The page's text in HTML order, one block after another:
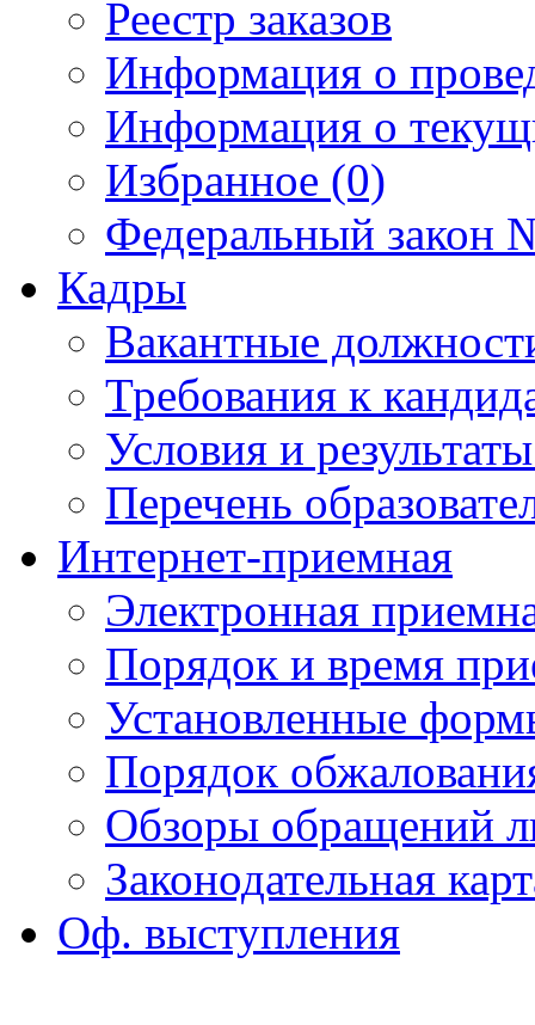
Реестр заказов
Информация о
Информация о
Избранное (0)
Федеральный закон
Кадры
Вакантные
Требования к
Условия и
Перечень
Интернет-приемная
Электронная
Порядок и время
Установленные
Порядок
Обзоры обращений
Законодательная
Оф. выступления